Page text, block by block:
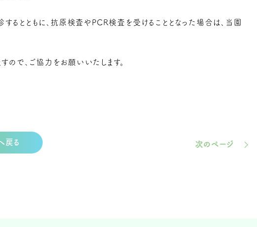
とともに、抗原検査やPCR検査を受けることとなった場合は、当園
で、ご協力をお願いいたします。
次のページ
戻る